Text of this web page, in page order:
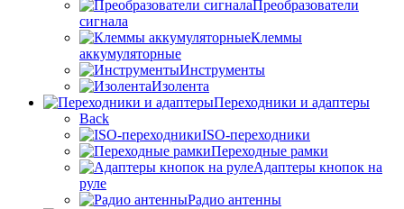
Преобразователи
сигнала
Клеммы
аккумуляторные
Инструменты
Изолента
Переходники и адаптеры
Back
ISO-переходники
Переходные рамки
Адаптеры кнопок на
руле
Радио антенны